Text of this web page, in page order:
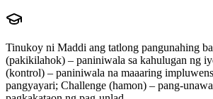
Tinukoy ni Maddi ang tatlong pangunahing
(pakikilahok) – paniniwala sa kahulugan ng
(kontrol) – paniniwala na maaaring
pangyayari; Challenge (hamon) – pang-